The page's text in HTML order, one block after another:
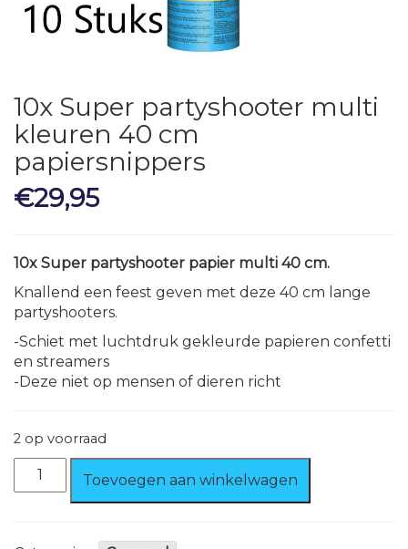
10x Super partyshooter multi
kleuren 40 cm
papiersnippers
€29,95
10x Super partyshooter papier multi 40 cm.
Knallend een feest geven met deze 40 cm lange
partyshooters.
-Schiet met luchtdruk gekleurde papieren confetti
en streamers
-Deze niet op mensen of dieren richt
2 op voorraad
partyshooter
Toevoegen aan winkelwagen